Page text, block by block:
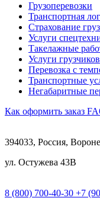
Грузоперевозки
Транспортная
Страхование
Услуги
Такелажные
Услуги грузчиков
Перевозка с
Транспортные
Негабаритные
Как оформить заказ
394033, Россия,
ул. Остужева 43В
8 (800) 700-40-30 +7